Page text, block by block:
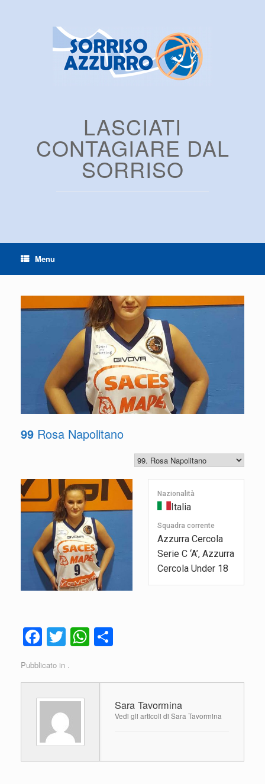
LASCIATI
CONTAGIARE DAL
SORRISO
Menu
99 Rosa Napolitano
Nazionalità
Italia
Squadra corrente
Azzurra Cercola
Serie C ‘A’, Azzurra
Cercola Under 18
F
a
c
e
b
o
o
k
T
wi
tt
er
W
h
vi
di
Pubblicato in .
Sara Tavormina
Vedi gli articoli di Sara Tavormina